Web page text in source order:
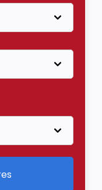
le critère
offres